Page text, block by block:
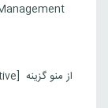
از منو گزینه [Inactive] > [Confirm]انتخاب کنید.